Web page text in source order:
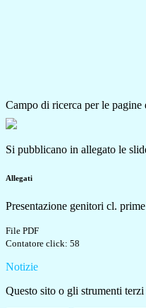
Campo di ricerca per le pagine
Si pubblicano in allegato le
Allegati
Presentazione genitori cl.
File PDF
Contatore click: 58
Notizie
Questo sito o gli strumenti